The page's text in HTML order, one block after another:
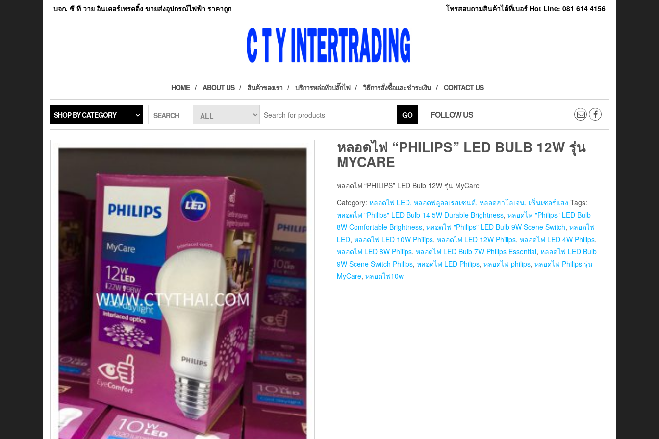
บจก. ซี ที วาย อินเตอร์เทรดดิ้ง ขายส่งอุปกรณ์ไฟฟ้า ราคาถูก โทรสอบถามสินค้าได้ที่เบอร์ Hot Line: 081 614 4156
HOME ABOUT US สินค้าของเรา บริการหล่อหัวปลั๊กไฟ วิธีการสั่งซื้อและชำระเงิน CONTACT US
SHOP BY CATEGORY SEARCH GO FOLLOW US
หลอดไฟ “PHILIPS” LED BULB 12W รุ่น
MYCARE
หลอดไฟ “PHILIPS” LED Bulb 12W รุ่น MyCare
Category: หลอดไฟ LED, หลอดฟลูออเรสเซนต์, หลอดฮาโลเจน, เซ็นเซอร์แสง Tags:
หลอดไฟ "Philips" LED Bulb 14.5W Durable Brightness, หลอดไฟ "Philips" LED Bulb
8W Comfortable Brightness, หลอดไฟ "Philips" LED Bulb 9W Scene Switch, หลอดไฟ
LED, หลอดไฟ LED 10W Philips, หลอดไฟ LED 12W Philips, หลอดไฟ LED 4W Philips,
หลอดไฟ LED 8W Philips, หลอดไฟ LED Bulb 7W Philips Essential, หลอดไฟ LED Bulb
9W Scene Switch Philips, หลอดไฟ LED Philips, หลอดไฟ philips, หลอดไฟ Philips รุ่น
MyCare, หลอดไฟ10w